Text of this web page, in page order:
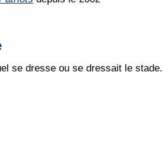
se dresse ou se dressait le stade.